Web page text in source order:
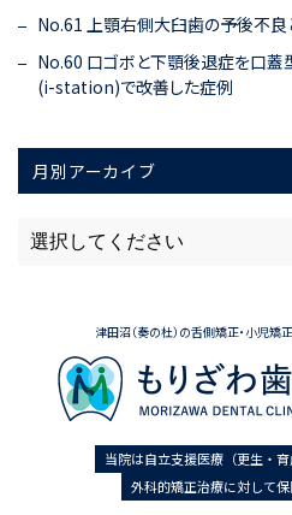
No.61 上顎右側大臼歯の予後不
No.60 口ゴボと下顎後退症を口蓋
(i-station)で改善した症例
月別アーカイブ
津田沼（奏の杜）の舌側矯正・小児矯
当院は自立支援医療（更生・育
外科的矯正治療に対して保